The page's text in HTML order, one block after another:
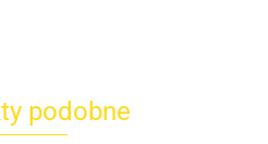
podobne